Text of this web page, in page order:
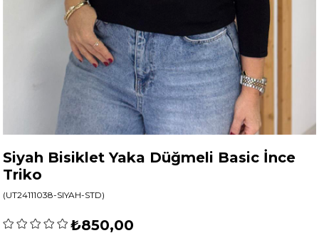
Siyah Bisiklet Yaka Düğmeli Basic İnce
Triko
(UT24111038-SIYAH-STD)
₺850,00